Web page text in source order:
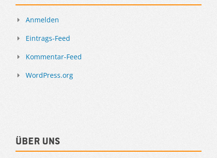
Anmelden
Eintrags-Feed
Kommentar-Feed
WordPress.org
Über uns